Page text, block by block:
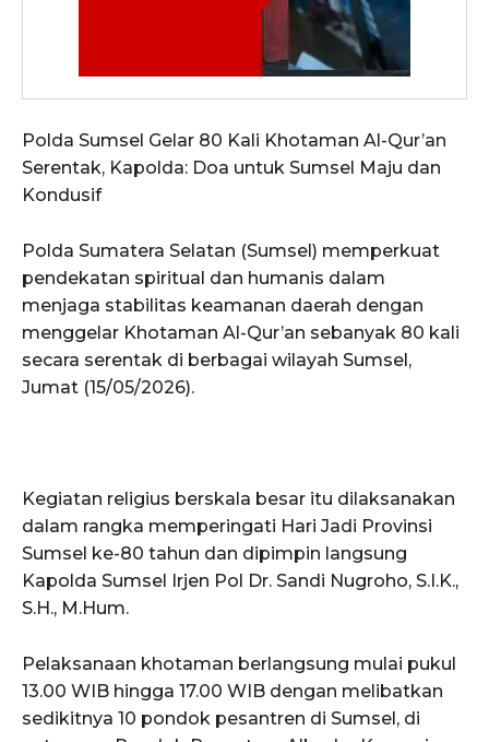
Polda Sumsel Gelar 80 Kali Khotaman Al-Qur’an
Serentak, Kapolda: Doa untuk Sumsel Maju dan
Kondusif
Polda Sumatera Selatan (Sumsel) memperkuat
pendekatan spiritual dan humanis dalam
menjaga stabilitas keamanan daerah dengan
menggelar Khotaman Al-Qur’an sebanyak 80 kali
secara serentak di berbagai wilayah Sumsel,
Jumat (15/05/2026).
Kegiatan religius berskala besar itu dilaksanakan
dalam rangka memperingati Hari Jadi Provinsi
Sumsel ke-80 tahun dan dipimpin langsung
Kapolda Sumsel Irjen Pol Dr. Sandi Nugroho, S.I.K.,
S.H., M.Hum.
Pelaksanaan khotaman berlangsung mulai pukul
13.00 WIB hingga 17.00 WIB dengan melibatkan
sedikitnya 10 pondok pesantren di Sumsel, di